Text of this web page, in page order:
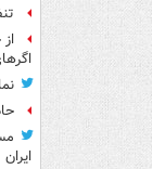
ایران